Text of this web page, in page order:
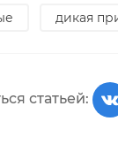
дикая
статьей: